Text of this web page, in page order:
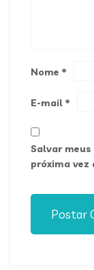
Nome *
E-mail *
Salvar
próxima vez
Postar